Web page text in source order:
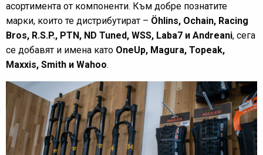
асортимента от компоненти. Към добре познатите
марки, които те дистрибутират – Öhlins, Ochain, Racing
Bros, R.S.P., PTN, ND Tuned, WSS, Laba7 и Andreani, сега
се добавят и имена като OneUp, Magura, Topeak,
Maxxis, Smith и Wahoo.